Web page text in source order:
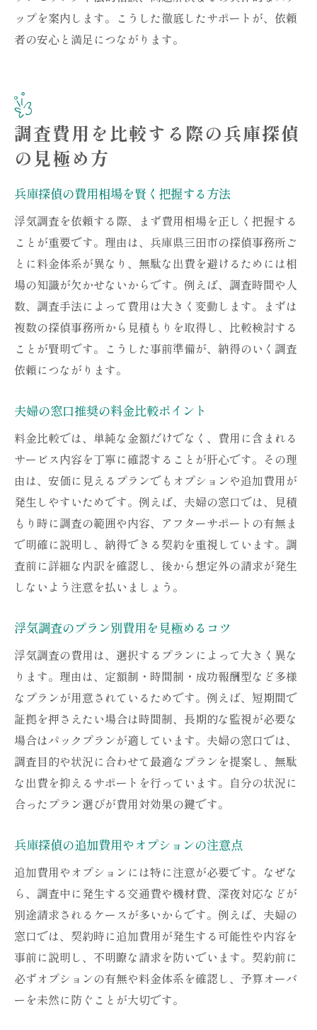
ップを案内します。こうした徹底したサポートが、依頼
者の安心と満足につながります。
調査費用を比較する際の兵庫探偵
の見極め方
兵庫探偵の費用相場を賢く把握する方法
浮気調査を依頼する際、まず費用相場を正しく把握する
ことが重要です。理由は、兵庫県三田市の探偵事務所ご
とに料金体系が異なり、無駄な出費を避けるためには相
場の知識が欠かせないからです。例えば、調査時間や人
数、調査手法によって費用は大きく変動します。まずは
複数の探偵事務所から見積もりを取得し、比較検討する
ことが賢明です。こうした事前準備が、納得のいく調査
依頼につながります。
夫婦の窓口推奨の料金比較ポイント
料金比較では、単純な金額だけでなく、費用に含まれる
サービス内容を丁寧に確認することが肝心です。その理
由は、安価に見えるプランでもオプションや追加費用が
発生しやすいためです。例えば、夫婦の窓口では、見積
もり時に調査の範囲や内容、アフターサポートの有無ま
で明確に説明し、納得できる契約を重視しています。調
査前に詳細な内訳を確認し、後から想定外の請求が発生
しないよう注意を払いましょう。
浮気調査のプラン別費用を見極めるコツ
浮気調査の費用は、選択するプランによって大きく異な
ります。理由は、定額制・時間制・成功報酬型など多様
なプランが用意されているためです。例えば、短期間で
証拠を押さえたい場合は時間制、長期的な監視が必要な
場合はパックプランが適しています。夫婦の窓口では、
調査目的や状況に合わせて最適なプランを提案し、無駄
な出費を抑えるサポートを行っています。自分の状況に
合ったプラン選びが費用対効果の鍵です。
兵庫探偵の追加費用やオプションの注意点
追加費用やオプションには特に注意が必要です。なぜな
ら、調査中に発生する交通費や機材費、深夜対応などが
別途請求されるケースが多いからです。例えば、夫婦の
窓口では、契約時に追加費用が発生する可能性や内容を
事前に説明し、不明瞭な請求を防いでいます。契約前に
必ずオプションの有無や料金体系を確認し、予算オーバ
ーを未然に防ぐことが大切です。